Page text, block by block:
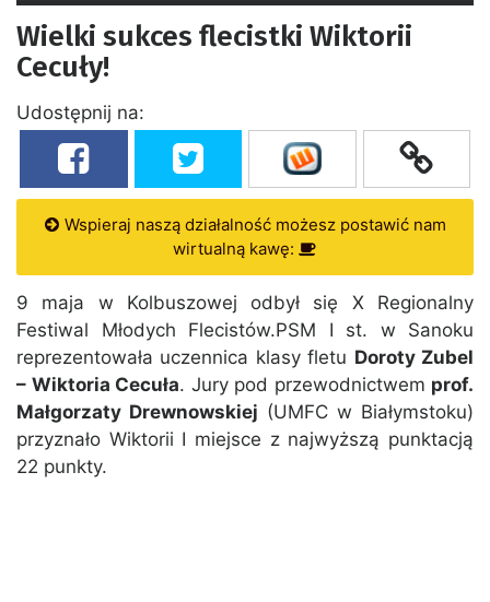
Wielki sukces flecistki Wiktorii
Cecuły!
Udostępnij na:
Wspieraj naszą działalność możesz postawić nam
wirtualną kawę:
9 maja w Kolbuszowej odbył się X Regionalny
Festiwal Młodych Flecistów.PSM I st. w Sanoku
reprezentowała uczennica klasy fletu Doroty Zubel
– Wiktoria Cecuła. Jury pod przewodnictwem prof.
Małgorzaty Drewnowskiej (UMFC w Białymstoku)
przyznało Wiktorii I miejsce z najwyższą punktacją
22 punkty.